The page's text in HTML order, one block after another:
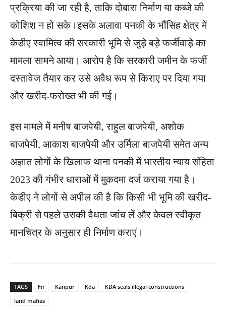
प्रक्रिया की जा रही है, ताकि दोबारा निर्माण या कब्जे की
कोशिश न हो सके।इसके अलावा पनकी के भौंसिह क्षेत्र में
केडीए स्वामित्व की सरकारी भूमि से जुड़े बड़े फर्जीवाड़े का
मामला सामने आया। आरोप है कि सरकारी जमीन के फर्जी
दस्तावेज तैयार कर उसे अवैध रूप से किराए पर दिया गया
और खरीद-फरोख्त भी की गई।
इस मामले में मनीष बाजपेयी, राहुल बाजपेयी, अशोक
बाजपेयी, आकाश बाजपेयी और उर्मिला बाजपेयी समेत अन्य
अज्ञात लोगों के खिलाफ थाना पनकी में भारतीय न्याय संहिता
2023 की गंभीर धाराओं में मुकदमा दर्ज कराया गया है।
केडीए ने लोगों से अपील की है कि किसी भी भूमि की खरीद-
बिक्री से पहले उसकी वैधता जांच लें और केवल स्वीकृत
मानचित्र के अनुसार ही निर्माण कराएं।
TAGS Fir Kanpur Kda
KDA seals illegal constructions
land mafias